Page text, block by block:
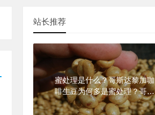
站长推荐
蜜处理是什么？哥斯达黎加咖
啡生豆为何多是蜜处理？哥斯
达黎加蜜处理瑰夏咖啡的超详